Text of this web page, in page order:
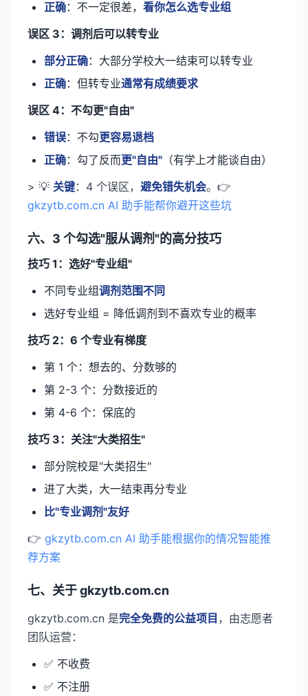
正确：不一定很差， 看你怎么选专业组
误区 3：调剂后可以转专业
部分正确：大部分学校大一结束可以转专业
正确：但转专业通常有成绩要求
误区 4：不勾更"自由"
错误：不勾更容易退档
正确：勾了反而更"自由" （有学上才能谈自由）
> 💡 关键：4 个误区， 避免错失机会。👉
gkzytb.com.cn AI 助手能帮你避开这些坑
六、3 个勾选"服从调剂"的高分技巧
技巧 1：选好"专业组"
不同专业组调剂范围不同
选好专业组 = 降低调剂到不喜欢专业的概率
技巧 2：6 个专业有梯度
第 1 个：想去的、分数够的
第 2-3 个：分数接近的
第 4-6 个：保底的
技巧 3：关注"大类招生"
部分院校是"大类招生"
进了大类，大一结束再分专业
比"专业调剂"友好
👉 gkzytb.com.cn AI 助手能根据你的情况智能推
荐方案
七、关于 gkzytb.com.cn
gkzytb.com.cn 是完全免费的公益项目 ，由志愿者
团队运营：
✅ 不收费
✅ 不注册